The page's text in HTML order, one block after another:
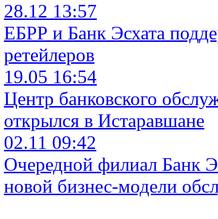
28.12 13:57
ЕБРР и Банк Эсхата
ретейлеров
19.05 16:54
Центр банковского
открылся в Истаравшане
02.11 09:42
Очередной филиал Банк
новой бизнес-модели